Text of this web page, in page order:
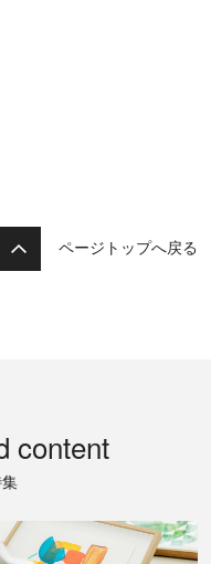
ページトップへ戻る
content